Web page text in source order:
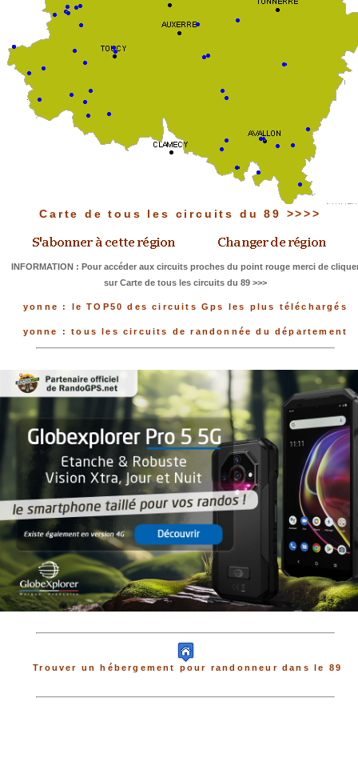
Carte de tous les circuits du 89 >>>>
INFORMATION : Pour accéder aux circuits proches du point rouge merci de
sur Carte de tous les circuits du 89 >>>
yonne : le TOP50 des circuits Gps les plus téléchargés
yonne : tous les circuits de randonnée du département
Trouver un hébergement pour randonneur dans le 89